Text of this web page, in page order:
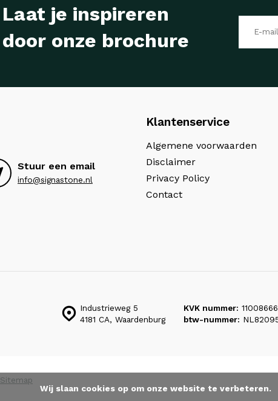
Laat je inspireren
door onze brochure
Stuur een email
info@signastone.nl
Klantenservice
Algemene voorwaarden
Disclaimer
Privacy Policy
Contact
Industrieweg 5
4181 CA, Waardenburg
KVK nummer: 11008666
btw-nummer:
Sitemap
Wij slaan cookies op om onze website te verbeteren.